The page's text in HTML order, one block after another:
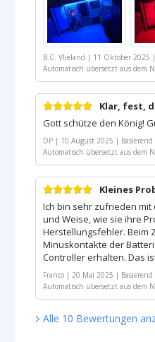
B.C. Vlieland | 11 Oktober 2025 |
Automatisch übersetzt aus dem
Klar, fest,
Gott schütze den König!
DP | 10 August 2025 |
Automatisch übersetzt aus dem
Kleines
Ich bin sehr zufrieden mit
und Weise, wie sie ihre
Herstellungsfehler. Beim
Minuskontakte der
Controller erhalten. Das
Franco | 20 Mai 2025 |
Automatisch übersetzt aus dem
Alle 10 Bewertungen